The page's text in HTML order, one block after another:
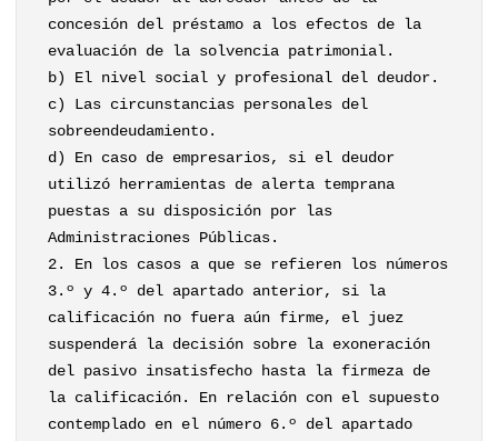
concesión del préstamo a los efectos de la
evaluación de la solvencia patrimonial.
b) El nivel social y profesional del deudor.
c) Las circunstancias personales del
sobreendeudamiento.
d) En caso de empresarios, si el deudor
utilizó herramientas de alerta temprana
puestas a su disposición por las
Administraciones Públicas.
2. En los casos a que se refieren los números
3.º y 4.º del apartado anterior, si la
calificación no fuera aún firme, el juez
suspenderá la decisión sobre la exoneración
del pasivo insatisfecho hasta la firmeza de
la calificación. En relación con el supuesto
contemplado en el número 6.º del apartado